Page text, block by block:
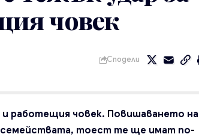
човек
Сподели
работещия човек. Повишаването на
семействата, тоест те ще имат по-